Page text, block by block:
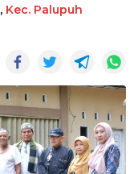
, Kec. Palupuh